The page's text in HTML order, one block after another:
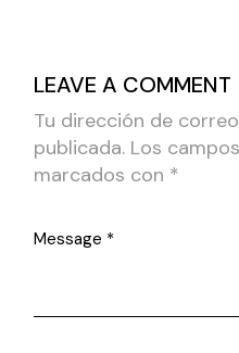
LEAVE A COMMENT
Tu dirección de
publicada. Los
marcados con *